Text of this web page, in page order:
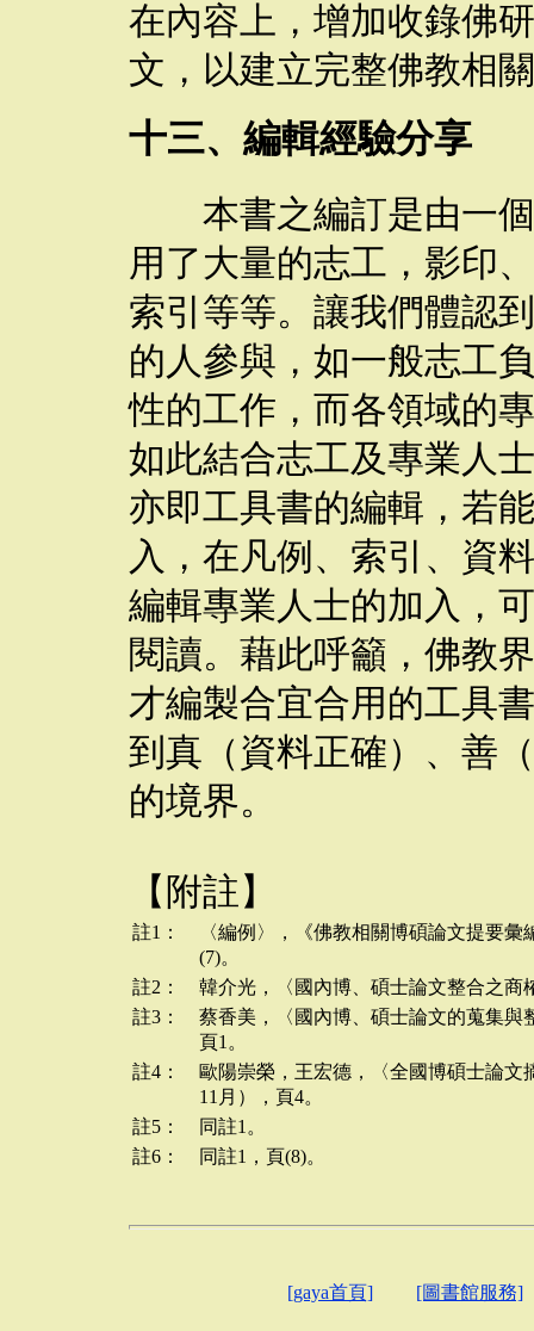
在內容上，增加收錄佛
文，以建立完整佛教相
十三、編輯經驗分享
本書之編訂是由一個
用了大量的志工，影印
索引等等。讓我們體認
的人參與，如一般志工
性的工作，而各領域的
如此結合志工及專業人
亦即工具書的編輯，若
入，在凡例、索引、資
編輯專業人士的加入，
閱讀。藉此呼籲，佛教
才編製合宜合用的工具
到真（資料正確）、善
的境界。
【附註】
註1：
〈編例〉，《佛教相關博碩論文提要
(7)。
註2：
韓介光，〈國內博、碩士論文整合之商
註3：
蔡香美，〈國內博、碩士論文的蒐集與
頁1。
註4：
歐陽崇榮，王宏德，〈全國博碩士論文
11月），頁4。
註5：
同註1。
註6：
同註1，頁(8)。
[gaya首頁] [圖書館服務]